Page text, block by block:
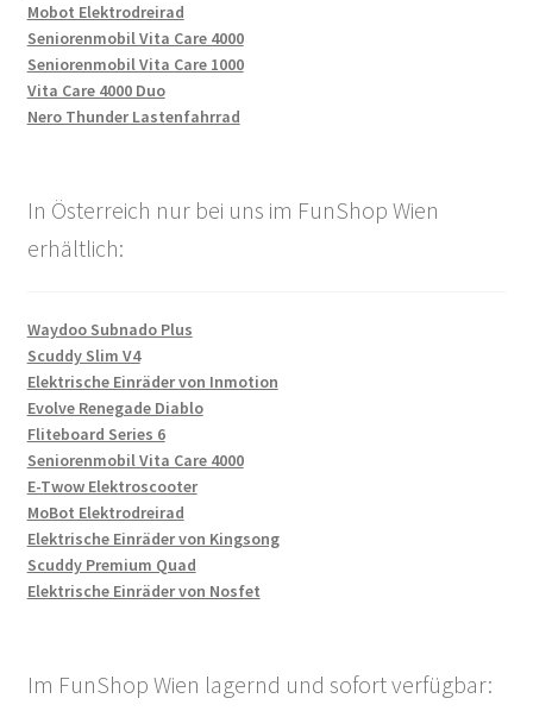
Mobot Elektrodreirad
Seniorenmobil Vita Care 4000
Seniorenmobil Vita Care 1000
Vita Care 4000 Duo
Nero Thunder Lastenfahrrad
In Österreich nur bei uns im FunShop Wien
erhältlich:
Waydoo Subnado Plus
Scuddy Slim V4
Elektrische Einräder von Inmotion
Evolve Renegade Diablo
Fliteboard Series 6
Seniorenmobil Vita Care 4000
E-Twow Elektroscooter
MoBot Elektrodreirad
Elektrische Einräder von Kingsong
Scuddy Premium Quad
Elektrische Einräder von Nosfet
Im FunShop Wien lagernd und sofort verfügbar: